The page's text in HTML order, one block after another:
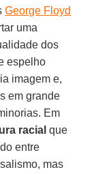
George Floyd
uma
dos
espelho
imagem e,
em grande
Em
racial que
entre
mas